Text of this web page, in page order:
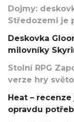
Dojmy:
Středozemi je
Deskovka
milovníky
Stolní RPG
verze hry
Heat –
opravdu